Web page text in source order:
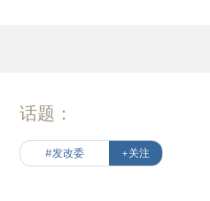
话题：
#发改委 +关注